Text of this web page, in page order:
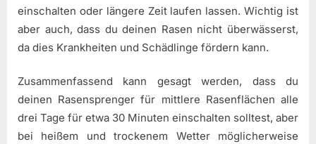
einschalten oder längere Zeit laufen lassen. Wichtig ist
aber auch, dass du deinen Rasen nicht überwässerst,
da dies Krankheiten und Schädlinge fördern kann.
Zusammenfassend kann gesagt werden, dass du
deinen Rasensprenger für mittlere Rasenflächen alle
drei Tage für etwa 30 Minuten einschalten solltest, aber
bei heißem und trockenem Wetter möglicherweise